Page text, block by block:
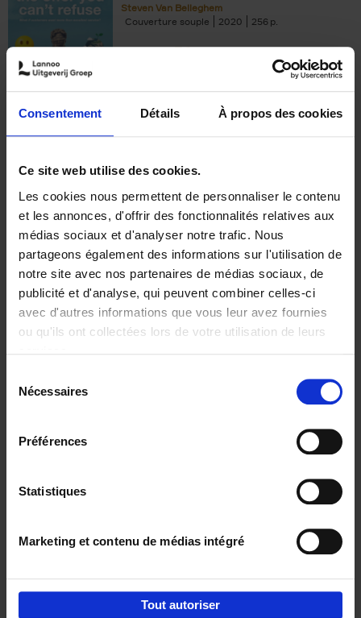
Consentement Détails À propos des cookies
Ce site web utilise des cookies.
Les cookies nous permettent de personnaliser le contenu
et les annonces, d'offrir des fonctionnalités relatives aux
médias sociaux et d'analyser notre trafic. Nous
partageons également des informations sur l'utilisation de
notre site avec nos partenaires de médias sociaux, de
publicité et d'analyse, qui peuvent combiner celles-ci
avec d'autres informations que vous leur avez fournies
ou qu'ils ont collectées lors de votre utilisation de leurs
Nécessaires
Préférences
Statistiques
Marketing et contenu de médias intégré
Tout autoriser
Steven Van Belleghem
Couverture souple
2020 256
€37,50
Building Bonds = Building
Business
Jochen Roef Jozefien De Feyter
Carolien Boom
Couverture souple
2025 200
€29,99
Digital marketing like a PRO -
completely revised edition (EN)